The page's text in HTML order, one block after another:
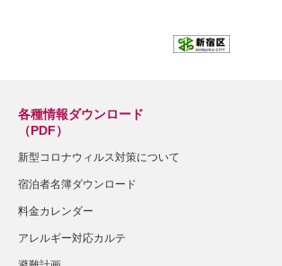
各種情報ダウンロード
（PDF）
新型コロナウィルス対策について
宿泊者名簿ダウンロード
料金カレンダー
アレルギー対応カルテ